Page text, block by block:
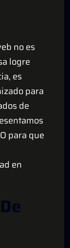
no es
logre
es
para
de
para que
en